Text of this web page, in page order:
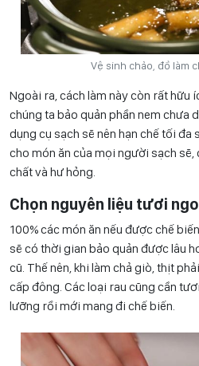
Vệ sinh chảo, đồ làm
Ngoài ra, cách làm này còn rất hữu
chúng ta bảo quản phần nem chưa
dụng cụ sạch sẽ nên hạn chế tối đa
cho món ăn của mọi người sạch
chất và hư hỏng.
Chọn nguyên liệu tươi
100% các món ăn nếu được chế
sẽ có thời gian bảo quản được lâu
cũ. Thế nên, khi làm chả giò, thịt
cấp đông. Các loại rau cũng cần
lưỡng rồi mới mang đi chế biến.